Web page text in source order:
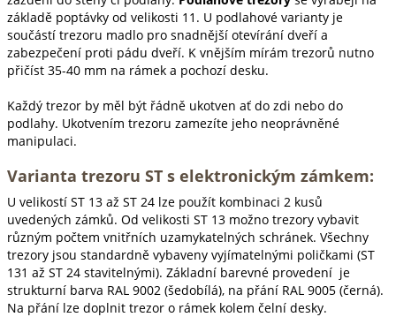
základě poptávky od velikosti 11. U podlahové varianty je
součástí trezoru madlo pro snadnější otevírání dveří a
zabezpečení proti pádu dveří. K vnějším mírám trezorů nutno
přičíst 35-40 mm na rámek a pochozí desku.
Každý trezor by měl být řádně ukotven ať do zdi nebo do
podlahy. Ukotvením trezoru zamezíte jeho neoprávněné
manipulaci.
Varianta trezoru ST s elektronickým zámkem:
U velikostí ST 13 až ST 24 lze použít kombinaci 2 kusů
uvedených zámků. Od velikosti ST 13 možno trezory vybavit
různým počtem vnitřních uzamykatelných schránek. Všechny
trezory jsou standardně vybaveny vyjímatelnými poličkami (ST
131 až ST 24 stavitelnými). Základní barevné provedení je
strukturní barva RAL 9002 (šedobílá), na přání RAL 9005 (černá).
Na přání lze doplnit trezor o rámek kolem čelní desky.